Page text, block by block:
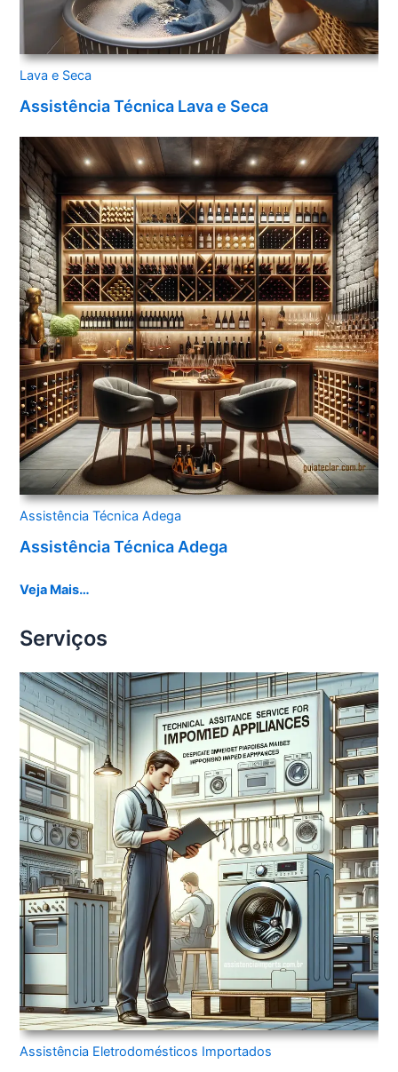
Lava e Seca
Assistência Técnica Lava e Seca
Assistência Técnica Adega
Assistência Técnica Adega
Veja Mais…
Serviços
Assistência Eletrodomésticos Importados